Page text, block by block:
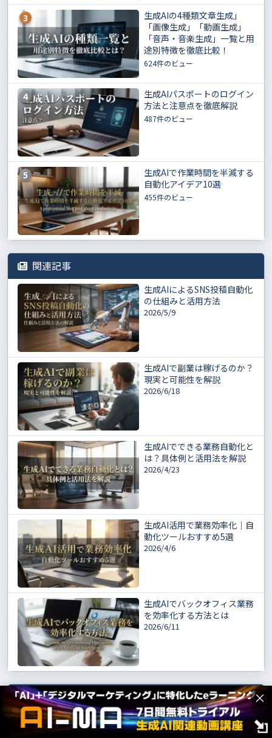
3
生成AIの4種類文章生成」
「画像生成」「動画生成」
「音声・音楽生成」一覧と用
途別特徴を徹底比較！
624件のビュー
4
生成AIパスポートのログイン
方法と注意点を徹底解説
487件のビュー
5
生成AIで作業時間を半減する
自動化アイデア10選
455件のビュー
関連記事
生成AIによるSNS投稿自動化
の仕組みと活用方法
2026/5/9
生成AIで副業は稼げるのか？
現実と可能性を解説
2026/6/18
生成AIでできる業務自動化と
は？具体例と活用法を解説
2026/4/23
生成AI活用で業務効率化｜自
動化ツールおすすめ5選
2026/4/6
生成AIでバックオフィス業務
を効率化する方法とは
2026/6/11
カテゴリ
生成AI基礎知識
68
×